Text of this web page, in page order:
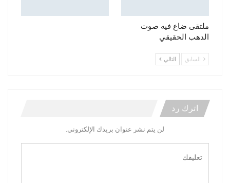
ملتقى ضاع فيه صوت
الدهب الحقيقي
السابق التالي
اترك رد
لن يتم نشر عنوان بريدك الإلكتروني.